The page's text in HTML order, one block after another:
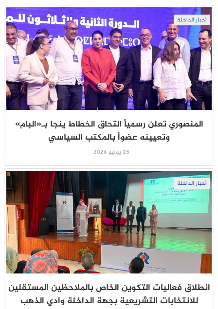
أخبار الداخلة
المنصوري تعلن رسمياً التحاق الخطاط ينجا بـ«البام»
وتعيينه عضواً بالمكتب السياسي
25 يوليو 2026
أخبار الداخلة
انطلاق فعاليات التكوين الخاص بالملاحظين المستقلين
للانتخابات التشريعية بجهة الداخلة وادي الذهب